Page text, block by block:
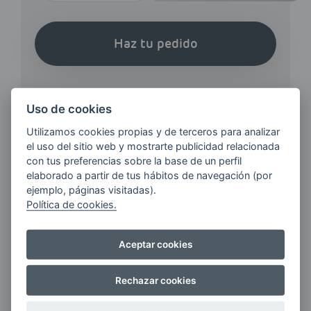
Haz tu pedido
¿QUIERES ESTAR AL DÍA DE
LAS
ÚLTIMAS NOVEDADES?
E-MAIL
Quiero recibir las últimas novedades de AVIA
Uso de cookies
Utilizamos cookies propias y de terceros para analizar
el uso del sitio web y mostrarte publicidad relacionada
con tus preferencias sobre la base de un perfil
elaborado a partir de tus hábitos de navegación (por
ejemplo, páginas visitadas).
Política de cookies.
Aceptar cookies
Rechazar cookies